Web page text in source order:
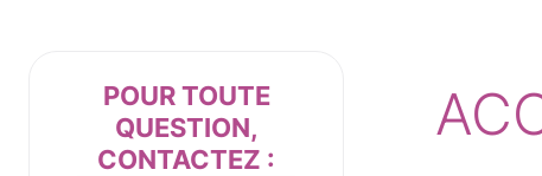
POUR TOUTE
QUESTION,
CONTACTEZ :